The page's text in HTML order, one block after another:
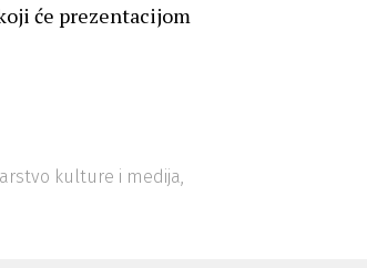
će prezentacijom
kulture i medija